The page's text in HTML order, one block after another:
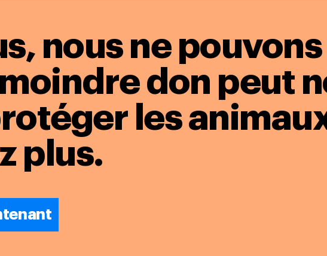
nous ne
don peut
les
plus.